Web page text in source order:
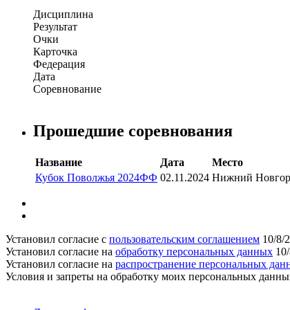
Дисциплина
Результат
Очки
Карточка
Федерация
Дата
Соревнование
Прошедшие соревнования
Название Дата Место
Кубок Поволжья 2024ФФ 02.11.2024 Нижний
Установил согласие с пользовательским соглашением 10/8/
Установил согласие на обработку персональных данных
Установил согласие на распространение персональных
Условия и запреты на обработку моих персональных